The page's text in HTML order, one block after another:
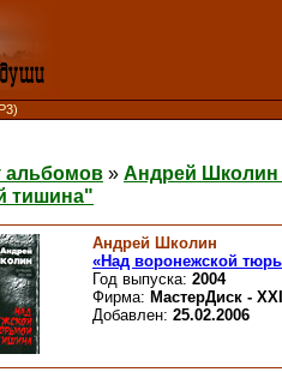
альбомов » Андрей Школин
тишина"
Андрей Школин
«Над воронежской
Год выпуска: 2004
Фирма: МастерДиск -
Добавлен: 25.02.2006